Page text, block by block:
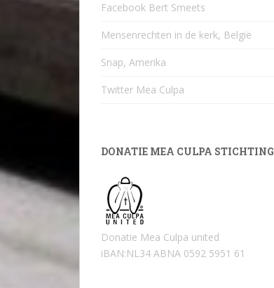
Facebook Bert Smeets
Mensenrechten in de kerk, België
Snap, Amerika
Twitter Mea Culpa
DONATIE MEA CULPA STICHTING
Donatie Mea Culpa united
iBAN:NL34 ABNA 0592 5951 61